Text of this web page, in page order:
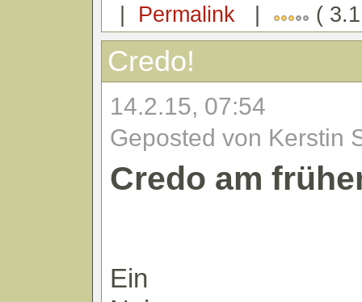
| Permalink | (
Credo!
14.2.15, 07:54
Geposted von Kerstin
Credo am
Ein